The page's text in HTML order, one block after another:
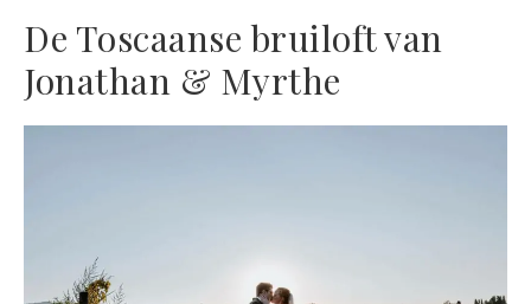
De Toscaanse bruiloft van
Jonathan & Myrthe